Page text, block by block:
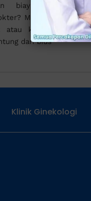
biaya sunat bila
Melakukan khitan
klinik sangatlah
dari bius
Klinik Ginekologi